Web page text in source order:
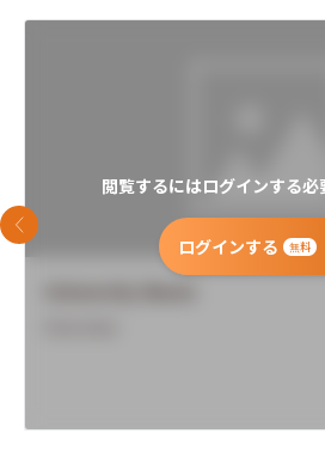
閲覧するにはログインする必
ログインする 無料
前のスライド